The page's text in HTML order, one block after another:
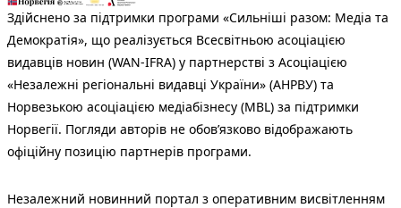
Здійснено за підтримки програми «Сильніші разом: Медіа та
Демократія», що реалізується Всесвітньою асоціацією
видавців новин (WAN-IFRA) у партнерстві з Асоціацією
«Незалежні регіональні видавці України» (АНРВУ) та
Норвезькою асоціацією медіабізнесу (MBL) за підтримки
Норвегії. Погляди авторів не обов’язково відображають
офіційну позицію партнерів програми.
Незалежний новинний портал з оперативним висвітленням